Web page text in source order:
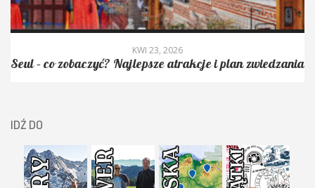
KWI 23, 2026
Seul – co zobaczyć? Najlepsze atrakcje i plan zwiedzania
IDŹ DO